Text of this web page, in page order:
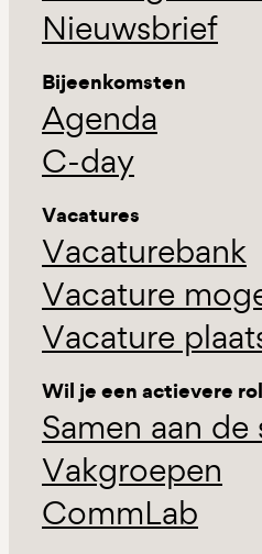
Nieuwsbrief
Bijeenkomsten
Agenda
C-day
Vacatures
Vacaturebank
Vacature
Vacature
Wil je een actievere
Samen aan de
Vakgroepen
CommLab